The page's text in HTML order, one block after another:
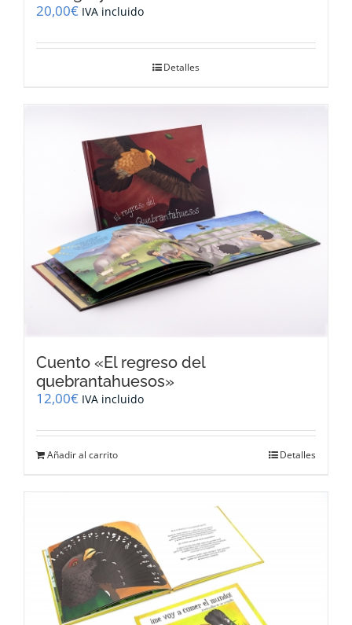
20,00€ IVA incluido
Detalles
Cuento «El regreso del
quebrantahuesos»
12,00€ IVA incluido
Añadir al carrito Detalles